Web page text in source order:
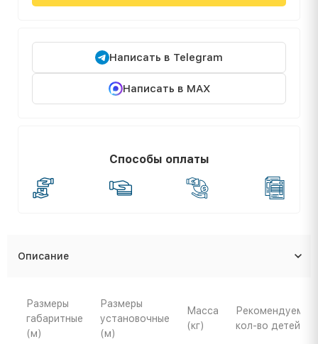
Написать в Telegram
Написать в MAX
Способы оплаты
Описание
Размеры
габаритные
(м)
Размеры
установочные
(м)
Масса
(кг)
Рекомендуемое
кол-во детей